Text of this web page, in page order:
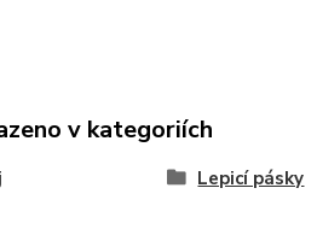
v kategoriích
Lepicí pásky